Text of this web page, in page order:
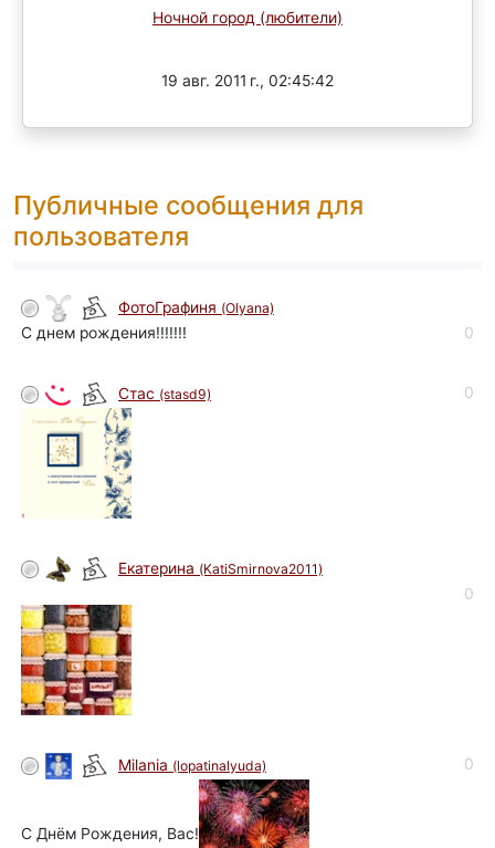
Ночной город (любители)
19 авг. 2011 г., 02:45:42
Публичные сообщения для
пользователя
ФотоГрафиня (Olyana)
0
С днем рождения!!!!!!!
Стас (stasd9) 0
Eкатерина (KatiSmirnova2011)
0
Milania (lopatinalyuda) 0
С Днём Рождения, Вас!